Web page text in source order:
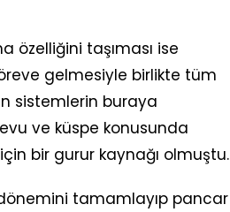
özelliğini taşıması ise
gelmesiyle birlikte tüm
sistemlerin buraya
ve küspe konusunda
bir gurur kaynağı olmuştu.
tamamlayıp pancar